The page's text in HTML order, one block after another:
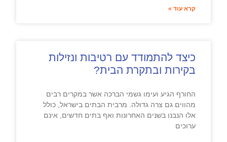
קרא עוד »
כיצד להתמודד עם רטיבות ונזילות
בקירות ובתקרת הבית?
החורף הגיע ועימו גשמי הברכה אשר במקרים רבים
מהווים גם צרה גדולה. מרבית הבתים בישראל, כולל
אלו הנבנו בשנים האחרונות ואף בתים חדשים, אינם
ערוכים